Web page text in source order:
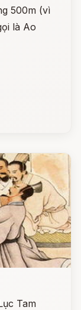
500m (vì
là Ao
Tam